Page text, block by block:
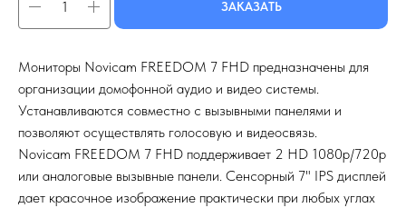
ЗАКАЗАТЬ
Мониторы Novicam FREEDOM 7 FHD предназначены для
организации домофонной аудио и видео системы.
Устанавливаются совместно с вызывными панелями и
позволяют осуществлять голосовую и видеосвязь.
Novicam FREEDOM 7 FHD поддерживает 2 HD 1080p/720p
или аналоговые вызывные панели. Сенсорный 7" IPS дисплей
дает красочное изображение практически при любых углах